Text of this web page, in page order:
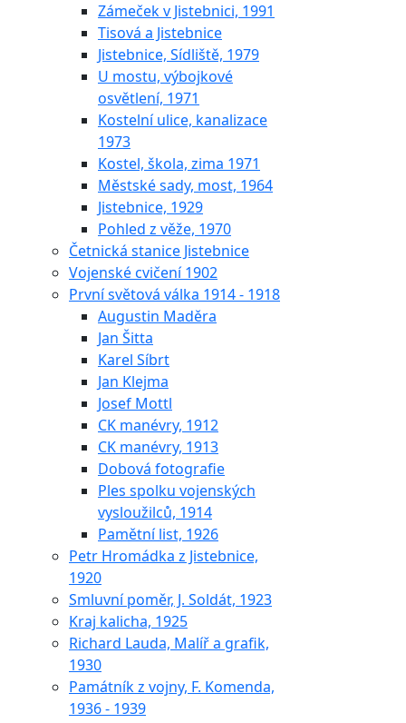
Zámeček v Jistebnici, 1991
Tisová a Jistebnice
Jistebnice, Sídliště, 1979
U mostu, výbojkové
osvětlení, 1971
Kostelní ulice, kanalizace
1973
Kostel, škola, zima 1971
Městské sady, most, 1964
Jistebnice, 1929
Pohled z věže, 1970
Četnická stanice Jistebnice
Vojenské cvičení 1902
První světová válka 1914 - 1918
Augustin Maděra
Jan Šitta
Karel Síbrt
Jan Klejma
Josef Mottl
CK manévry, 1912
CK manévry, 1913
Dobová fotografie
Ples spolku vojenských
vysloužilců, 1914
Pamětní list, 1926
Petr Hromádka z Jistebnice,
1920
Smluvní poměr, J. Soldát, 1923
Kraj kalicha, 1925
Richard Lauda, Malíř a grafik,
1930
Památník z vojny, F. Komenda,
1936 - 1939